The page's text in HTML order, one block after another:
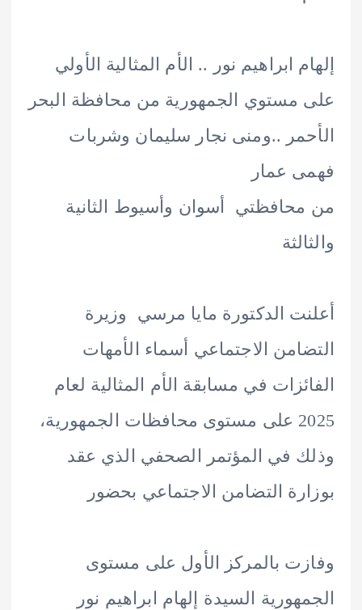
ابراهيم نور .. الأم المثالية الأولي
مستوي الجمهورية من محافظة البحر
..ومنى نجار سليمان وشربات
عمار
أسوان وأسيوط الثانية
الدكتورة مايا مرسي وزيرة
الاجتماعي أسماء الأمهات
في مسابقة الأم المثالية لعام
2025 على مستوى محافظات الجمهورية،
في المؤتمر الصحفي الذي عقد
التضامن الاجتماعي بحضور
بالمركز الأول على مستوى
السيدة إلهام ابراهيم نور